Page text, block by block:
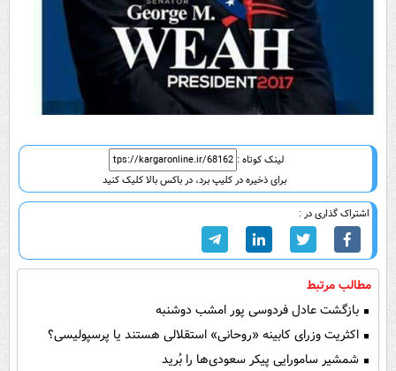
لینک کوتاه :
برای ذخیره در کلیپ برد، در باکس بالا کلیک کنید
اشتراک گذاری در :
مطالب مرتبط
بازگشت عادل فردوسی پور امشب دوشنبه
اکثریت وزرای کابینه «روحانی» استقلالی هستند یا پرسپولیسی؟
شمشیر سامورایی پیکر سعودی‌ها را بُرید